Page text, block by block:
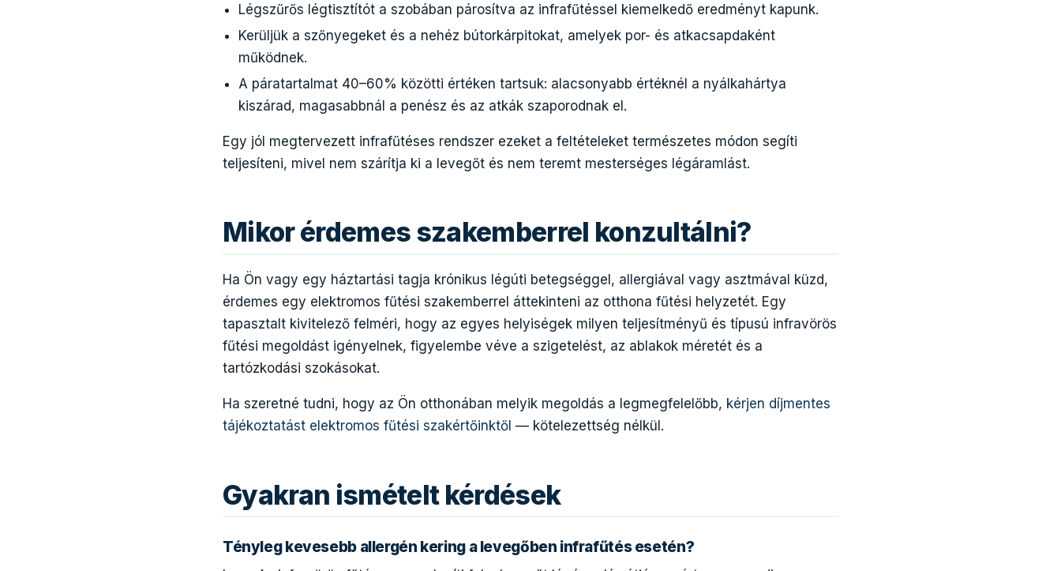
Légszűrős légtisztítót a szobában párosítva az infrafűtéssel kiemelkedő eredményt kapunk.
Kerüljük a szőnyegeket és a nehéz bútorkárpitokat, amelyek por- és atkacsapdaként
működnek.
A páratartalmat 40–60% közötti értéken tartsuk: alacsonyabb értéknél a nyálkahártya
kiszárad, magasabbnál a penész és az atkák szaporodnak el.
Egy jól megtervezett infrafűtéses rendszer ezeket a feltételeket természetes módon segíti
teljesíteni, mivel nem szárítja ki a levegőt és nem teremt mesterséges légáramlást.
Mikor érdemes szakemberrel konzultálni?
Ha Ön vagy egy háztartási tagja krónikus légúti betegséggel, allergiával vagy asztmával küzd,
érdemes egy elektromos fűtési szakemberrel áttekinteni az otthona fűtési helyzetét. Egy
tapasztalt kivitelező felméri, hogy az egyes helyiségek milyen teljesítményű és típusú infravörös
fűtési megoldást igényelnek, figyelembe véve a szigetelést, az ablakok méretét és a
tartózkodási szokásokat.
Ha szeretné tudni, hogy az Ön otthonában melyik megoldás a legmegfelelőbb, kérjen díjmentes
tájékoztatást elektromos fűtési szakértőinktől — kötelezettség nélkül.
Gyakran ismételt kérdések
Tényleg kevesebb allergén kering a levegőben infrafűtés esetén?